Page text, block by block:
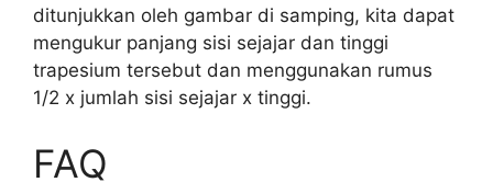
ditunjukkan oleh gambar di samping, kita dapat
mengukur panjang sisi sejajar dan tinggi
trapesium tersebut dan menggunakan rumus
1/2 x jumlah sisi sejajar x tinggi.
FAQ